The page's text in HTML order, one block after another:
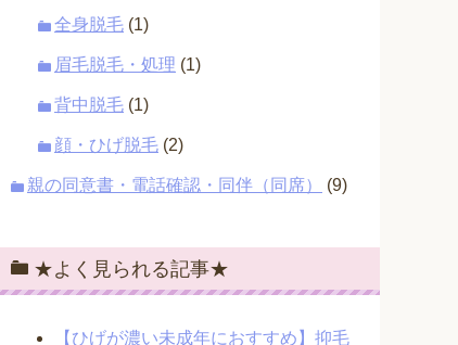
全身脱毛 (1)
眉毛脱毛・処理 (1)
背中脱毛 (1)
顔・ひげ脱毛 (2)
親の同意書・電話確認・同伴（同席） (9)
★よく見られる記事★
【ひげが濃い未成年におすすめ】抑毛